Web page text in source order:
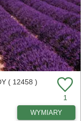
( 12458 )
1
WYMIARY